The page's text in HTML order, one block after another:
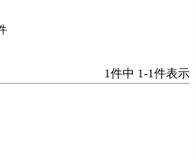
1件中 1-1件表示